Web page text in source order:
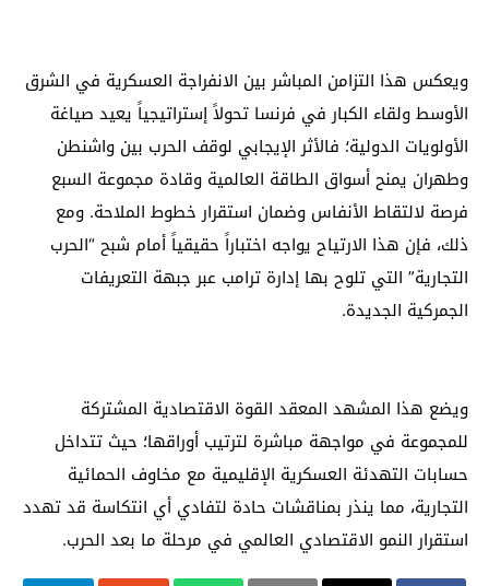
ويعكس هذا التزامن المباشر بين الانفراجة العسكرية في الشرق
الأوسط ولقاء الكبار في فرنسا تحولاً إستراتيجياً يعيد صياغة
الأولويات الدولية؛ فالأثر الإيجابي لوقف الحرب بين واشنطن
وطهران يمنح أسواق الطاقة العالمية وقادة مجموعة السبع
فرصة لالتقاط الأنفاس وضمان استقرار خطوط الملاحة. ومع
ذلك، فإن هذا الارتياح يواجه اختباراً حقيقياً أمام شبح “الحرب
التجارية” التي تلوح بها إدارة ترامب عبر جبهة التعريفات
الجمركية الجديدة.
ويضع هذا المشهد المعقد القوة الاقتصادية المشتركة
للمجموعة في مواجهة مباشرة لترتيب أوراقها؛ حيث تتداخل
حسابات التهدئة العسكرية الإقليمية مع مخاوف الحمائية
التجارية، مما ينذر بمناقشات حادة لتفادي أي انتكاسة قد تهدد
استقرار النمو الاقتصادي العالمي في مرحلة ما بعد الحرب.